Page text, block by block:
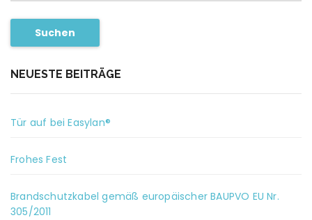
Suchen
NEUESTE BEITRÄGE
Tür auf bei Easylan®
Frohes Fest
Brandschutzkabel gemäß europäischer BAUPVO EU Nr.
305/2011